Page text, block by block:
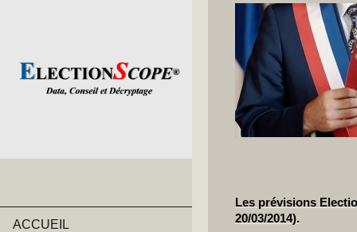
ACCUEIL
Les prévisions
20/03/2014).